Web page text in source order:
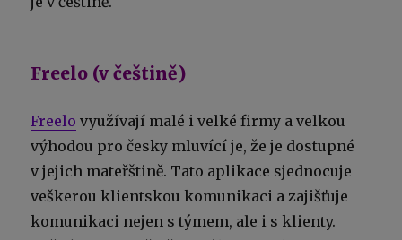
Freelo (v češtině)
Freelo využívají malé i velké firmy a velkou
výhodou pro česky mluvící je, že je dostupné
v jejich mateřštině. Tato aplikace sjednocuje
veškerou klientskou komunikaci a zajišťuje
komunikaci nejen s týmem, ale i s klienty.